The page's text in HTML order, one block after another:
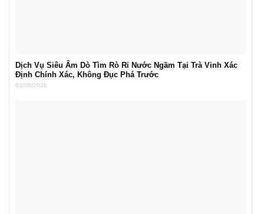
Dịch Vụ Siêu Âm Dò Tìm Rò Rỉ Nước Ngầm Tại Trà Vinh Xác
Định Chính Xác, Không Đục Phá Trước
03/08/2026